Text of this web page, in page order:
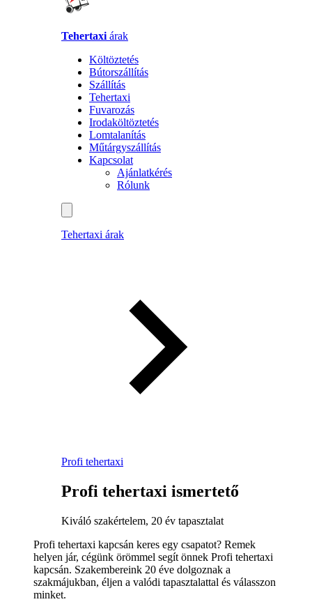
Tehertaxi árak
Költöztetés
Bútorszállítás
Szállítás
Tehertaxi
Fuvarozás
Irodaköltöztetés
Lomtalanítás
Műtárgyszállítás
Kapcsolat
Ajánlatkérés
Rólunk
Tehertaxi árak
Profi tehertaxi
Profi tehertaxi ismertető
Kiváló szakértelem, 20 év tapasztalat
Profi tehertaxi kapcsán keres egy csapatot? Remek
helyen jár, cégünk örömmel segít önnek Profi tehertaxi
kapcsán. Szakembereink 20 éve dolgoznak a
szakmájukban, éljen a valódi tapasztalattal és válasszon
minket.